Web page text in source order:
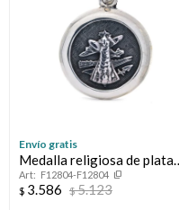
Envío gratis
Medalla religiosa de plata
925, VIRGEN DEL LORETO.
F12804-F12804
$ 3.586 $5.123